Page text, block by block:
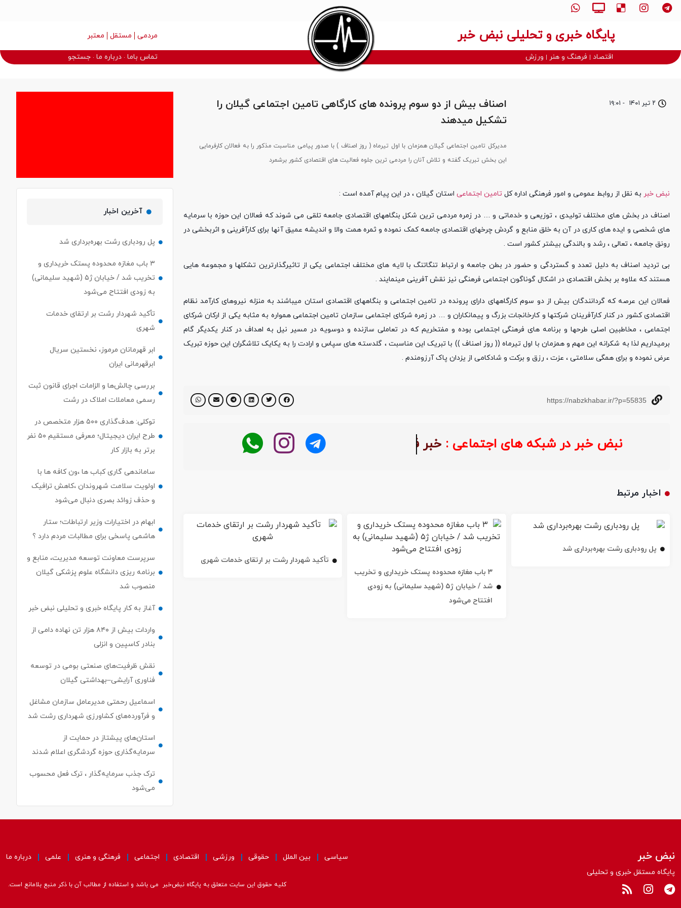
پایگاه خبری و تحلیلی نبض خبر مردمی مستقل معتبر
اقتصاد فرهنگ و هنر ورزش تماس باما درباره ما جستجو
۲ تیر ۱۴۰۱ - ۱۹:۰۱
اصناف بیش از دو سوم پرونده های کارگاهی تامین اجتماعی گیلان را
تشکیل میدهند
مدیرکل تامین اجتماعی گیلان همزمان با اول تیرماه ( روز اصناف ) با صدور پیامی مناسبت مذکور را به فعالان کارفرمایی
این بخش تبریک گفته و تلاش آنان را مردمی ترین جلوه فعالیت های اقتصادی کشور برشمرد
نبض خبر به نقل از روابط عمومی و امور فرهنگی اداره کل تامین اجتماعی استان گیلان ، در این پیام آمده است :
اصناف در بخش های مختلف تولیدی ، توزیعی و خدماتی و … در زمره مردمی ترین شکل بنگاههای اقتصادی جامعه تلقی می شوند که فعالان این حوزه با سرمایه
های شخصی و ایده های کاری در آن به خلق منابع و گردش چرخهای اقتصادی جامعه کمک نموده و ثمره همت والا و اندیشه عمیق آنها برای کارآفرینی و اثربخشی در
رونق جامعه ، تعالی ، رشد و بالندگی بیشتر کشور است .
بی تردید اصناف به دلیل تعدد و گستردگی و حضور در بطن جامعه و ارتباط تنگاتنگ با لایه های مختلف اجتماعی یکی از تاثیرگذارترین تشکلها و مجموعه هایی
هستند که علاوه بر بخش اقتصادی در اشکال گوناگون اجتماعی فرهنگی نیز نقش آفرینی مینمایند .
فعالان این عرصه که گردانندگان بیش از دو سوم کارگاههای دارای پرونده در تامین اجتماعی و بنگاههای اقتصادی استان میباشند به منزله نیروهای کارآمد نظام
اقتصادی کشور در کنار کارآفرینان شرکتها و کارخانجات بزرگ و پیمانکاران و … در زمره شرکای اجتماعی سازمان تامین اجتماعی همواره به مثابه یکی از ارکان شرکای
اجتماعی ، مخاطبین اصلی طرحها و برنامه های فرهنگی اجتماعی بوده و مفتخریم که در تعاملی سازنده و دوسویه در مسیر نیل به اهداف در کنار یکدیگر گام
برمیداریم لذا به شکرانه این مهم و همزمان با اول تیرماه (( روز اصناف )) با تبریک این مناسبت ، گلدسته های سپاس و ارادت را به یکایک تلاشگران این حوزه تبریک
عرض نموده و برای همگی سلامتی ، عزت ، رزق و برکت و شادکامی از یزدان پاک آرزومندم .
https://nabzkhabar.ir/?p=55835
نبض خبر در شبکه های اجتماعی : خبر فوری
اخبار مرتبط
پل رودباری رشت بهره‌برداری شد
۳ باب مغازه محدوده پستک خریداری و تخریب
شد / خیابان ژ۵ (شهید سلیمانی) به زودی
افتتاح می‌شود
تأکید شهردار رشت بر ارتقای خدمات شهری
آخرین اخبار
پل رودباری رشت بهره‌برداری شد
۳ باب مغازه محدوده پستک خریداری و
تخریب شد / خیابان ژ۵ (شهید سلیمانی)
به زودی افتتاح می‌شود
تأکید شهردار رشت بر ارتقای خدمات
شهری
ابر قهرمانان مرموز، نخستین سریال
ابرقهرمانی ایران
بررسی چالش‌ها و الزامات اجرای قانون ثبت
رسمی معاملات املاک در رشت
توکلی: هدف‌گذاری ۵۰۰ هزار متخصص در
طرح ایران دیجیتال؛ معرفی مستقیم ۵۰ نفر
برتر به بازار کار
ساماندهی گاری کباب ها ،ون کافه ها با
اولویت سلامت شهروندان ،کاهش ترافیک
و حذف زوائد بصری دنبال می‌شود
ابهام در اختیارات وزیر ارتباطات؛ ستار
هاشمی پاسخی برای مطالبات مردم دارد ؟
سرپرست معاونت توسعه مدیریت، منابع و
برنامه ریزی دانشگاه علوم پزشکی گیلان
منصوب شد
آغاز به کار پایگاه خبری و تحلیلی نبض خبر
واردات بیش از ۸۴۰ هزار تن نهاده دامی از
بنادر كاسپین و انزلی
نقش ظرفیت‌های صنعتی بومی در توسعه
فناوری آرایشی–بهداشتی گیلان
اسماعیل رحمتی مدیرعامل سازمان مشاغل
و فرآورده‌های کشاورزی شهرداری رشت شد
استان‌های پیشتاز در حمایت از
سرمایه‌گذاری حوزه گردشگری اعلام شدند
ترک جذب سرمایه‌گذار ، ترک فعل محسوب
می‌شود
نبض خبر
پایگاه مستقل خبری و تحلیلی
سیاسی بین الملل حقوقی ورزشی اقتصادی اجتماعی فرهنگی و هنری علمی درباره ما
کلیه حقوق این سایت متعلق به پایگاه نبض‌خبر می باشد و استفاده از مطالب آن با ذکر منبع بلامانع است.